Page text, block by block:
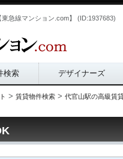
急線マンション.com】 (ID:1937683)
検索 デザイナーズ
> 賃貸物件検索 > 代官山駅の高級賃